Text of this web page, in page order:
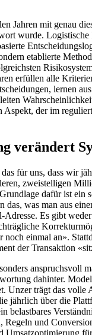
Jahren mit genau
wurde. Logistische
etablierte
erfüllen alle
lernen
Aspekt, der im
verändert
für uns, dass wir
zweistelligen
dafür ist ein
das, was man aus
Es gibt
noch einmal an».
der Transaktion
anspruchsvoll
dahinter.
Unzer trägt das volle
jährlich über die
belastbares
Regeln und